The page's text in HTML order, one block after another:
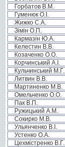
Горбатов В.М.
Гуменюк О.І.
Жижко С.А.
Зімін О.П.
Кармазін Ю.А.
Келестин В.В.
Козаченко О.О.
Корчинський А.І.
Кульчинський М.Г.
Литвин В.В.
Мартиненко М.В.
Омельченко О.О.
Пак В.П.
Ружицький А.М.
Сокирко М.В.
Ульянченко В.І.
Устенко О.А.
Цехмістренко В.Г.